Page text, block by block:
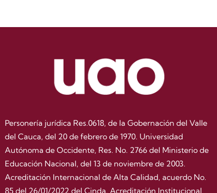
Personería jurídica Res.0618, de la Gobernación del Valle
del Cauca, del 20 de febrero de 1970. Universidad
Autónoma de Occidente, Res. No. 2766 del Ministerio de
Educación Nacional, del 13 de noviembre de 2003.
Acreditación Internacional de Alta Calidad, acuerdo No.
85 del 26/01/2022 del Cinda. Acreditación Institucional